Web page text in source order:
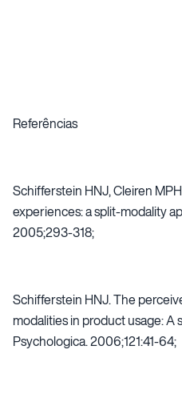
Referências
Schifferstein HNJ, Cleiren
experiences: a split-modality
2005;293-318;
Schifferstein HNJ. The
modalities in product usage:
Psychologica. 2006;121:41-64;